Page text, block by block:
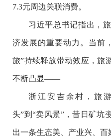
7.3元周边关联消费。
习近平总书记指出，
济发展的重要动力。当前
旅”持续释放带动效应，旅
不断凸显——
浙江安吉余村，旅
头”到“卖风景”，昔日矿坑
出一条生态美、产业兴、百